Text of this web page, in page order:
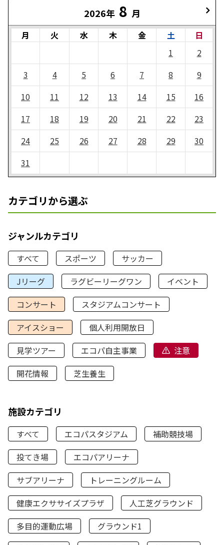
2026年 8 月
月 火 水 木 金 土
日
1
2
3
4 5 6 7 8
9
10
11 12 13 14 15
16
17
18 19 20 21 22
23
24
25 26 27 28 29
30
31
カテゴリから選ぶ
ジャンルカテゴリ
すべて スポーツ
サッカー
Jリーグ
ラグビーリーグワン
イベント
コンサート
スタジアムコンサート
アイスショー
個人利用開放日
見学ツアー
エコパ自主事業
注意
開花情報
芝生養生
施設カテゴリ
すべて エコパスタジアム
補助競技場
投てき場
エコパアリーナ
サブアリーナ
トレーニングルーム
健康エクササイズプラザ
人工芝グラウンド
多目的運動広場
グラウンド1